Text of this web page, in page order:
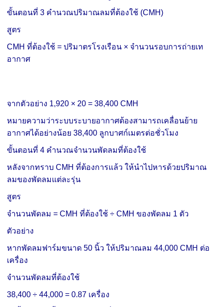
ขั้นตอนที่ 3 คำนวณปริมาณลมที่ต้องใช้ (CMH)
สูตร
CMH ที่ต้องใช้ = ปริมาตรโรงเรือน × จำนวนรอบการถ่ายเท
อากาศ
จากตัวอย่าง 1,920 × 20= 38,400 CMH
หมายความว่าระบบระบายอากาศต้องสามารถเคลื่อนย้าย
อากาศได้อย่างน้อย 38,400 ลูกบาศก์เมตรต่อชั่วโมง
ขั้นตอนที่ 4 คำนวณจำนวนพัดลมที่ต้องใช้
หลังจากทราบ CMH ที่ต้องการแล้ว ให้นำไปหารด้วยปริมาณ
ลมของพัดลมแต่ละรุ่น
สูตร
จำนวนพัดลม = CMH ที่ต้องใช้ ÷ CMH ของพัดลม 1 ตัว
ตัวอย่าง
หากพัดลมฟาร์มขนาด 50 นิ้ว ให้ปริมาณลม 44,000 CMH ต่อ
เครื่อง
จำนวนพัดลมที่ต้องใช้
38,400 ÷ 44,000= 0.87 เครื่อง